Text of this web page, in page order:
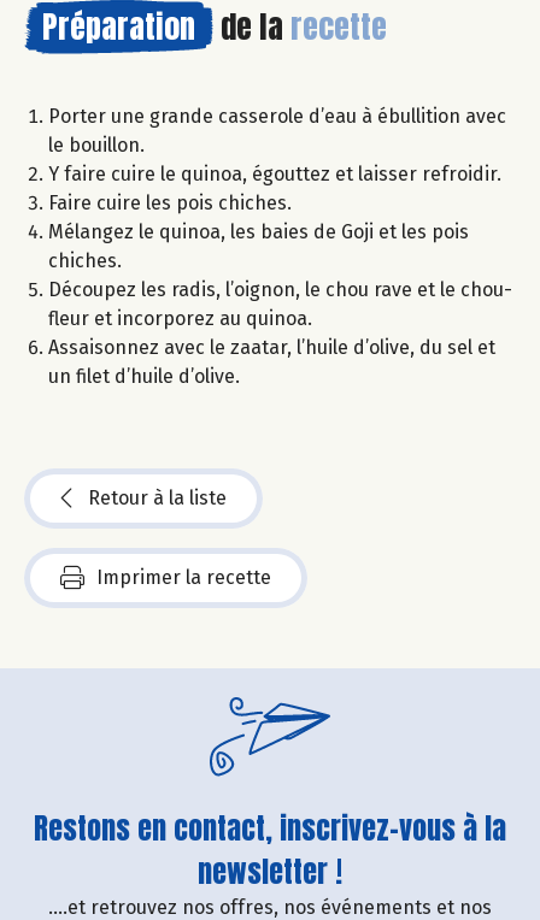
Préparation de la recette
Porter une grande casserole d’eau à ébullition avec
le bouillon.
Y faire cuire le quinoa, égouttez et laisser refroidir.
Faire cuire les pois chiches.
Mélangez le quinoa, les baies de Goji et les pois
chiches.
Découpez les radis, l’oignon, le chou rave et le chou-
fleur et incorporez au quinoa.
Assaisonnez avec le zaatar, l’huile d’olive, du sel et
un filet d’huile d’olive.
Retour à la liste
Imprimer la recette
Restons en contact, inscrivez-vous à la
newsletter !
....et retrouvez nos offres, nos événements et nos